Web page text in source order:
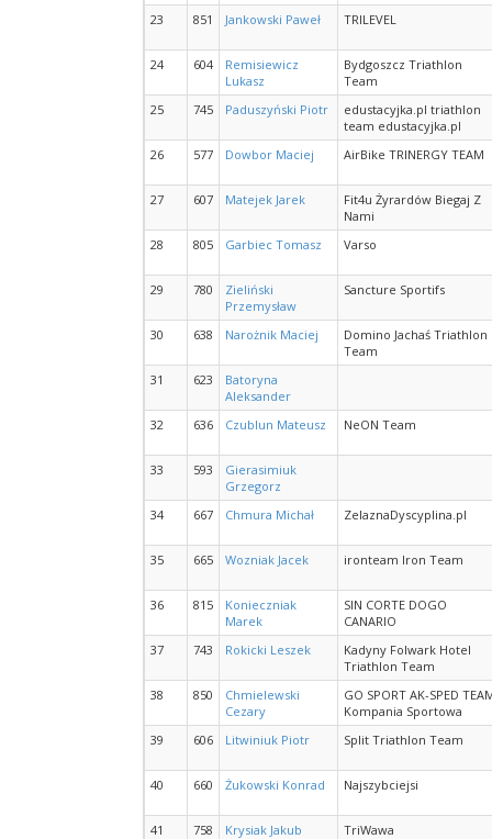
23 851 Jankowski Paweł TRILEVEL
24 604
Remisiewicz
Lukasz
Bydgoszcz Triathlon
Team
25
745 Paduszyński Piotr
edustacyjka.pl triathlon
team edustacyjka.pl
26
577 Dowbor Maciej AirBike TRINERGY TEAM
27 607 Matejek Jarek
Fit4u Żyrardów Biegaj Z
Nami
28
805 Garbiec Tomasz Varso
29 780
Zieliński
Przemysław
Sancture Sportifs
30 638 Narożnik Maciej
Domino Jachaś Triathlon
Team
31
623
Batoryna
Aleksander
32
636 Czublun Mateusz NeON Team
33 593
Gierasimiuk
Grzegorz
34
667 Chmura Michał ZelaznaDyscyplina.pl
35 665 Wozniak Jacek ironteam Iron Team
36 815
Konieczniak
Marek
SIN CORTE DOGO
CANARIO
37
743 Rokicki Leszek
Kadyny Folwark Hotel
Triathlon Team
38
850
Chmielewski
Cezary
GO SPORT AK-SPED
Kompania Sportowa
39
606 Litwiniuk Piotr Split Triathlon Team
40 660 Żukowski Konrad Najszybciejsi
41 758 Krysiak Jakub TriWawa